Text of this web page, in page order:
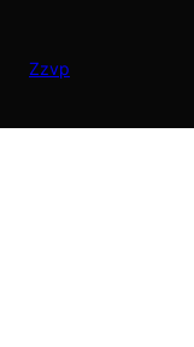
Zzvp